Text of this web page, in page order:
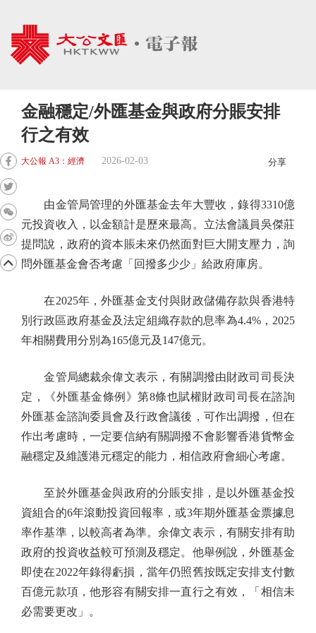
金融穩定/外匯基金與政府分賬安排
行之有效
大公報 A3：經濟 2026-02-03 分享
由金管局管理的外匯基金去年大豐收，錄得3310億
元投資收入，以金額計是歷來最高。立法會議員吳傑莊
提問說，政府的資本賬未來仍然面對巨大開支壓力，詢
問外匯基金會否考慮「回撥多少少」給政府庫房。
在2025年，外匯基金支付與財政儲備存款與香港特
別行政區政府基金及法定組織存款的息率為4.4%，2025
年相關費用分別為165億元及147億元。
金管局總裁余偉文表示，有關調撥由財政司司長決
定，《外匯基金條例》第8條也賦權財政司司長在諮詢
外匯基金諮詢委員會及行政會議後，可作出調撥，但在
作出考慮時，一定要信納有關調撥不會影響香港貨幣金
融穩定及維護港元穩定的能力，相信政府會細心考慮。
至於外匯基金與政府的分賬安排，是以外匯基金投
資組合的6年滾動投資回報率，或3年期外匯基金票據息
率作基準，以較高者為準。余偉文表示，有關安排有助
政府的投資收益較可預測及穩定。他舉例說，外匯基金
即使在2022年錄得虧損，當年仍照舊按既定安排支付數
百億元款項，他形容有關安排一直行之有效，「相信未
必需要更改」。